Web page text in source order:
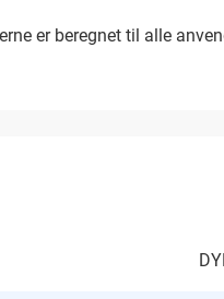
er beregnet til alle